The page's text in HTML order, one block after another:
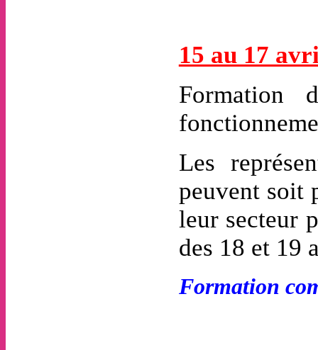
15 au 17
Les
peuvent soit
leur secteur
des 18 et 19
Formation